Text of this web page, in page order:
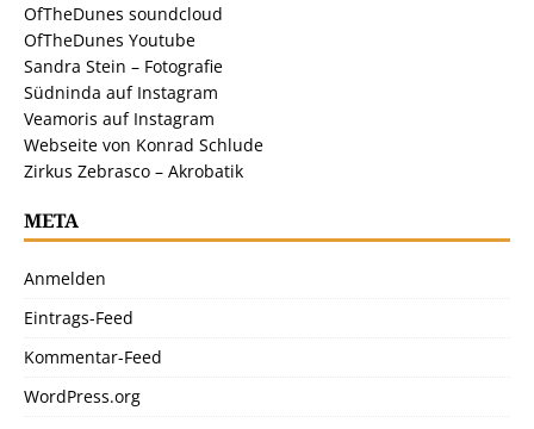
OfTheDunes soundcloud
OfTheDunes Youtube
Sandra Stein – Fotografie
Südninda auf Instagram
Veamoris auf Instagram
Webseite von Konrad Schlude
Zirkus Zebrasco – Akrobatik
META
Anmelden
Eintrags-Feed
Kommentar-Feed
WordPress.org